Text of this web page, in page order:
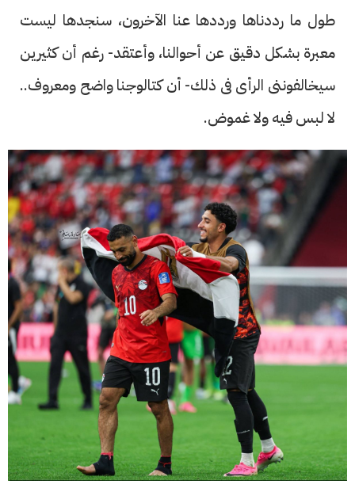
طول ما رددناها ورددها عنا الآخرون، سنجدها ليست
معبرة بشكل دقيق عن أحوالنا، وأعتقد- رغم أن كثيرين
سيخالفوننى الرأى فى ذلك- أن كتالوجنا واضح ومعروف..
لا لبس فيه ولا غموض.